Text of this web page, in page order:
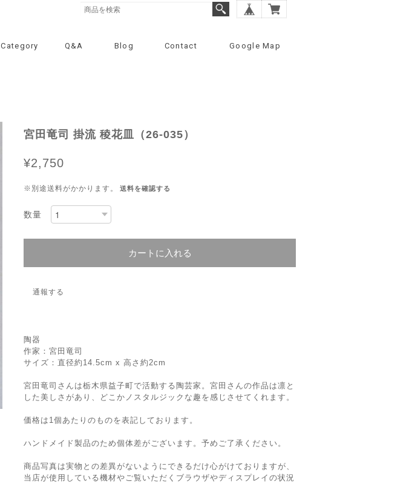
Category Q&A Blog Contact Google Map
宮田竜司 掛流 稜花皿（26-035）
¥2,750
※別途送料がかかります。 送料を確認する
数量
カートに入れる
通報する
陶器
作家：宮田竜司
サイズ：直径約14.5cm x 高さ約2cm
宮田竜司さんは栃木県益子町で活動する陶芸家。宮田さんの作品は凛と
した美しさがあり、どこかノスタルジックな趣を感じさせてくれます。
価格は1個あたりのものを表記しております。
ハンドメイド製品のため個体差がございます。予めご了承ください。
商品写真は実物との差異がないようにできるだけ心がけておりますが、
当店が使用している機材やご覧いただくブラウザやディスプレイの状況